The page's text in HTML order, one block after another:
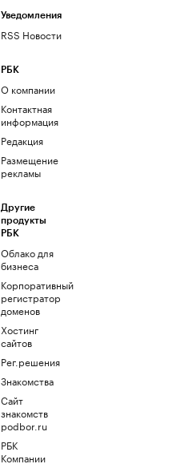
Уведомления
RSS Новости
РБК
О компании
Контактная
информация
Редакция
Размещение
рекламы
Другие
продукты
РБК
Облако для
бизнеса
Корпоративный
регистратор
доменов
Хостинг
сайтов
Рег.решения
Знакомства
Сайт
знакомств
podbor.ru
РБК
Компании